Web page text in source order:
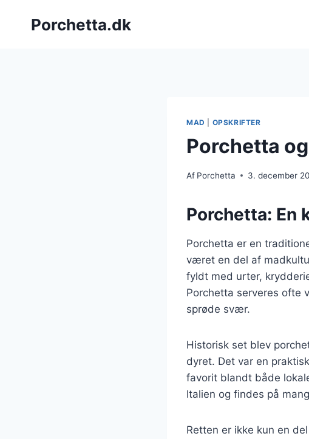
Porchetta.dk
MAD OPSKRIFTER
Porchetta
Af Porchetta 3. december
Porchetta: En
Porchetta er en
været en del af
fyldt med urter,
Porchetta serveres ofte
sprøde svær.
Historisk set blev
dyret. Det var en
favorit blandt både
Italien og findes på
Retten er ikke kun en